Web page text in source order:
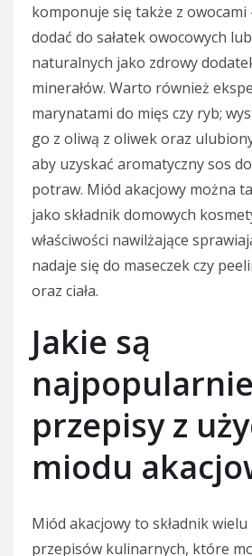
komponuje się także z owocami
dodać do sałatek owocowych
naturalnych jako zdrowy
minerałów. Warto również
marynatami do mięs czy ryb;
go z oliwą z oliwek oraz
aby uzyskać aromatyczny sos
potraw. Miód akacjowy można
jako składnik domowych
właściwości nawilżające
nadaje się do maseczek czy
oraz ciała.
Jakie są
przepisy z
miodu
Miód akacjowy to składnik wielu
przepisów kulinarnych, które